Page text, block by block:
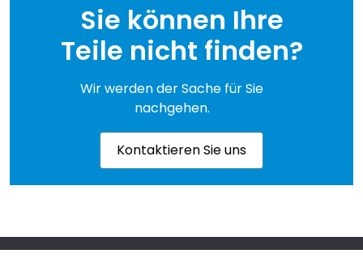
Sie können Ihre
Teile nicht finden?
Wir werden der Sache für Sie
nachgehen.
Kontaktieren Sie uns